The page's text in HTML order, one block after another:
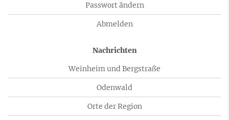
Passwort ändern
Abmelden
Nachrichten
Weinheim und Bergstraße
Odenwald
Orte der Region